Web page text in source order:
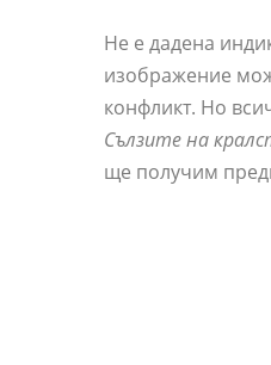
Не е дадена
изображение
конфликт. Но
Сълзите на
ще получим